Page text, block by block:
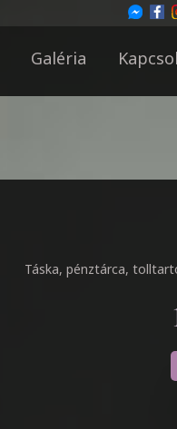
Galéria
Táska, pénztárca,